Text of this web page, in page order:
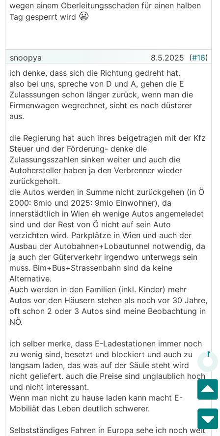
wegen einem Oberleitungsschaden für einen halben
Tag gesperrt wird 😬
snoopya 8.5.2025 (#16)
ich denke, dass sich die Richtung gedreht hat.
also bei uns, spreche von D und A, gehen die E
Zulasssungen schon länger zurück, wenn man die
Firmenwagen wegrechnet, sieht es noch düsterer
aus.
die Regierung hat auch ihres beigetragen mit der Kfz
Steuer und der Förderung- denke die
Zulassungsszahlen sinken weiter und auch die
Autohersteller haben ja den Verbrenner wieder
zurückgeholt.
die Autos werden in Summe nicht zurückgehen (in Ö
2000: 8mio und 2025: 9mio Einwohner), da
innerstädtlich in Wien eh wenige Autos angemeledet
sind und der Rest von Ö nicht auf sein Auto
verzichten wird. Parkplätze in Wien und auch der
Ausbau der Autobahnen+Lobautunnel notwendig, da
ja auch der Güterverkehr irgendwo unterwegs sein
muss. Bim+Bus+Strassenbahn sind da keine
Alternative.
Auch werden in den Familien (inkl. Kinder) mehr
Autos vor den Häusern stehen als noch vor 30 Jahre,
oft schon 2 oder 3 Autos sind meine Beobachtung in
NÖ.
ich selber merke, dass E-Ladestationen immer noch
zu wenig sind, besetzt und blockiert und auch zu
langsam laden, das was auf der Säule steht wird
nicht geliefert. auch die Preise sind unglaublich hoch
und nicht interessant.
Wenn man nicht zu hause laden kann macht E-
Mobiliät das Leben deutlich schwerer.
Selbstständiges Fahren in Europa sehe ich noch weit